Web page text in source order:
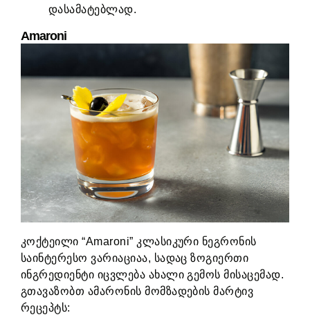
დასამატებლად.
Amaroni
კოქტეილი “Amaroni” კლასიკური ნეგრონის
საინტერესო ვარიაციაა, სადაც ზოგიერთი
ინგრედიენტი იცვლება ახალი გემოს მისაცემად.
გთავაზობთ ამარონის მომზადების მარტივ
რეცეპტს: